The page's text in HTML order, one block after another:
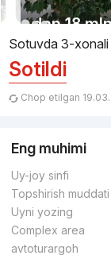
dan18
Topshirildi
3-xonali
Sotuvda 3-xonali
Sotildi
Chop etilgan
Eng muhimi
Uy-joy sinfi
Topshirish muddati
Uyni yozing
Complex area
avtoturargoh